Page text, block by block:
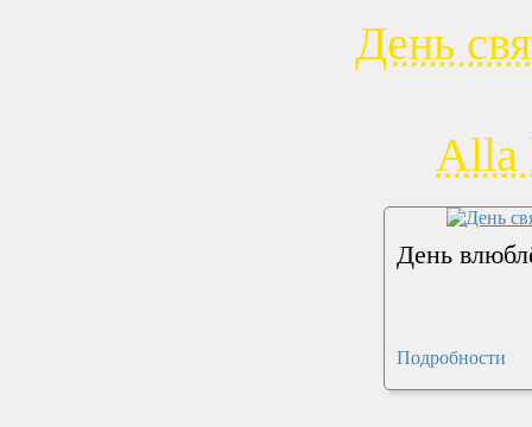
День
Alla
День
Подробности